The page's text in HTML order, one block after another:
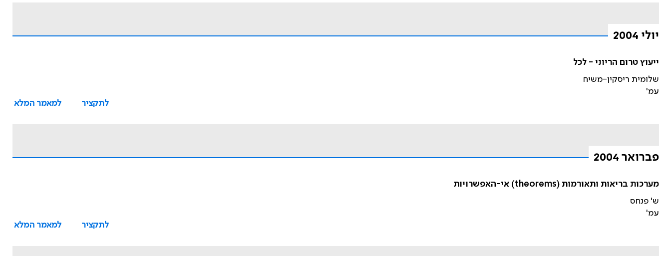
יולי 2004
ייעוץ טרום הריוני - לכל
שלומית ריסקין-משיח
עמ'
לתקציר
למאמר המלא
פברואר 2004
מערכות בריאות ותאורמות (theorems) אי-האפשרויות
ש' פנחס
עמ'
לתקציר
למאמר המלא